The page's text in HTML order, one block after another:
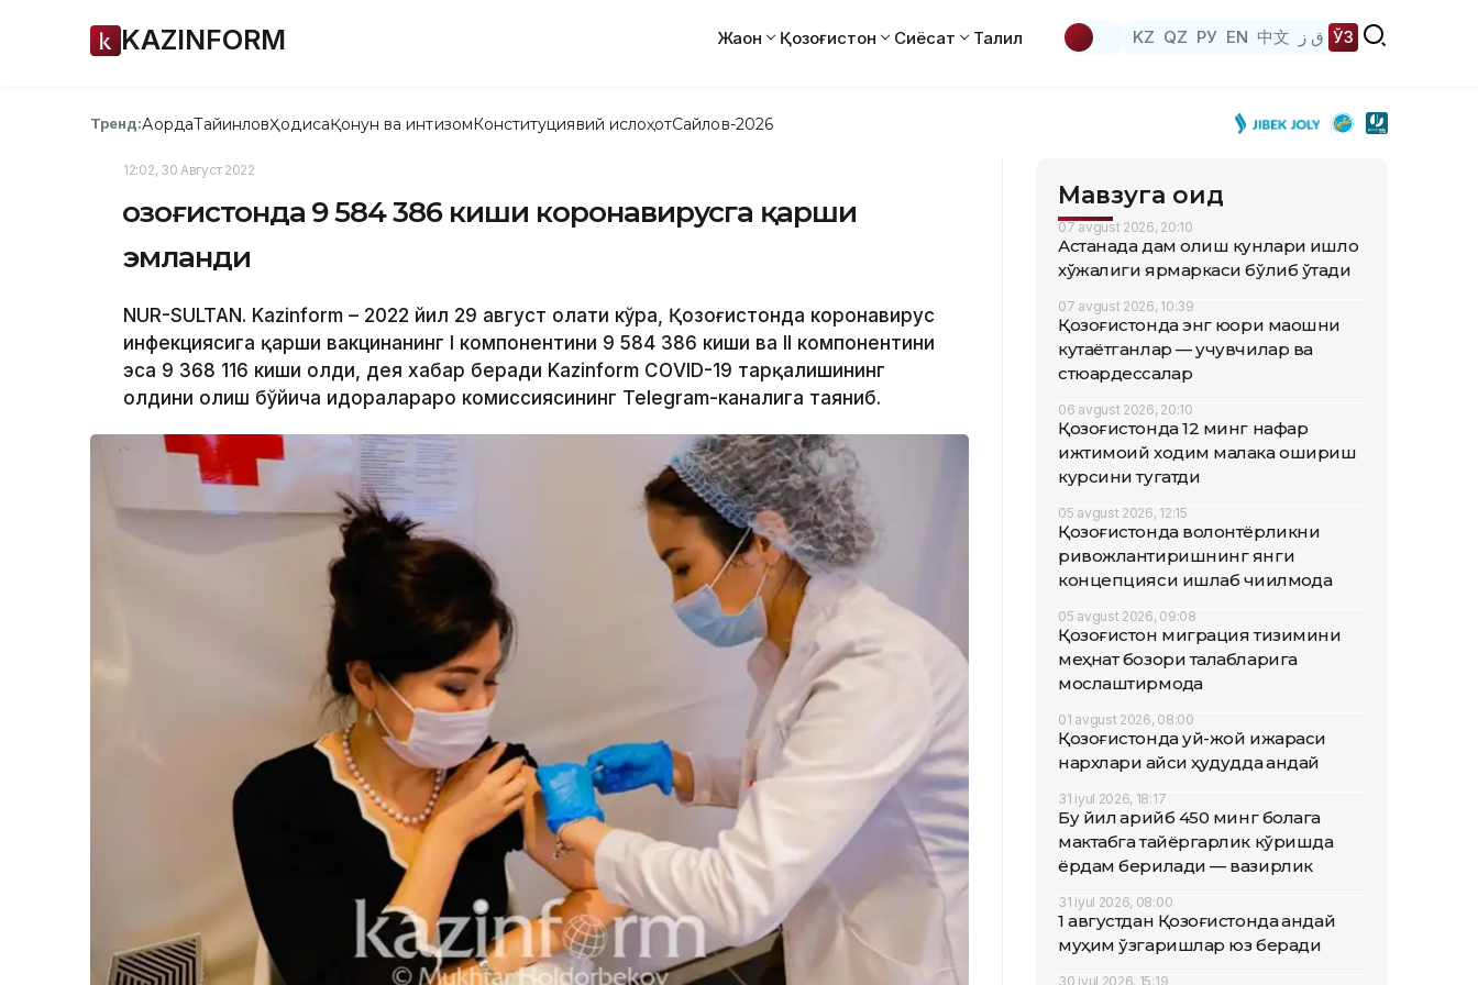
KAZINFORM Жаҳон Қозоғистон Сиёсат Таҳлил KZ QZ РУ EN 中文 ق ز ЎЗ
Тренд:АқордаТайинловҲодисаҚонун ва интизомКонституциявий ислоҳотСайлов-2026
12:02, 30 Август 2022
Қозоғистонда 9 584 386 киши коронавирусга қарши
эмланди
NUR-SULTAN. Kazinform – 2022 йил 29 август ҳолати кўра, Қозоғистонда коронавирус
инфекциясига қарши вакцинанинг I компонентини 9 584 386 киши ва II компонентини
эса 9 368 116 киши олди, дея хабар беради Kazinform CОVID-19 тарқалишининг
олдини олиш бўйича идоралараро комиссиясининг Теlegram-каналига таяниб.
Мавзуга оид
07 avgust 2026, 20:10
Астанада дам олиш кунлари қишлоқ
хўжалиги ярмаркаси бўлиб ўтади
07 avgust 2026, 10:39
Қозоғистонда энг юқори маошни
кутаётганлар — учувчилар ва
стюардессалар
06 avgust 2026, 20:10
Қозоғистонда 12 минг нафар
ижтимоий ходим малака ошириш
курсини тугатди
05 avgust 2026, 12:15
Қозоғистонда волонтёрликни
ривожлантиришнинг янги
концепцияси ишлаб чиқилмоқда
05 avgust 2026, 09:08
Қозоғистон миграция тизимини
меҳнат бозори талабларига
мослаштирмоқда
01 avgust 2026, 08:00
Қозоғистонда уй-жой ижараси
нархлари қайси ҳудудда қандай
31 iyul 2026, 18:17
Бу йил қарийб 450 минг болага
мактабга тайёргарлик кўришда
ёрдам берилади — вазирлик
31 iyul 2026, 08:00
1 августдан Қозоғистонда қандай
муҳим ўзгаришлар юз беради
30 iyul 2026, 15:19